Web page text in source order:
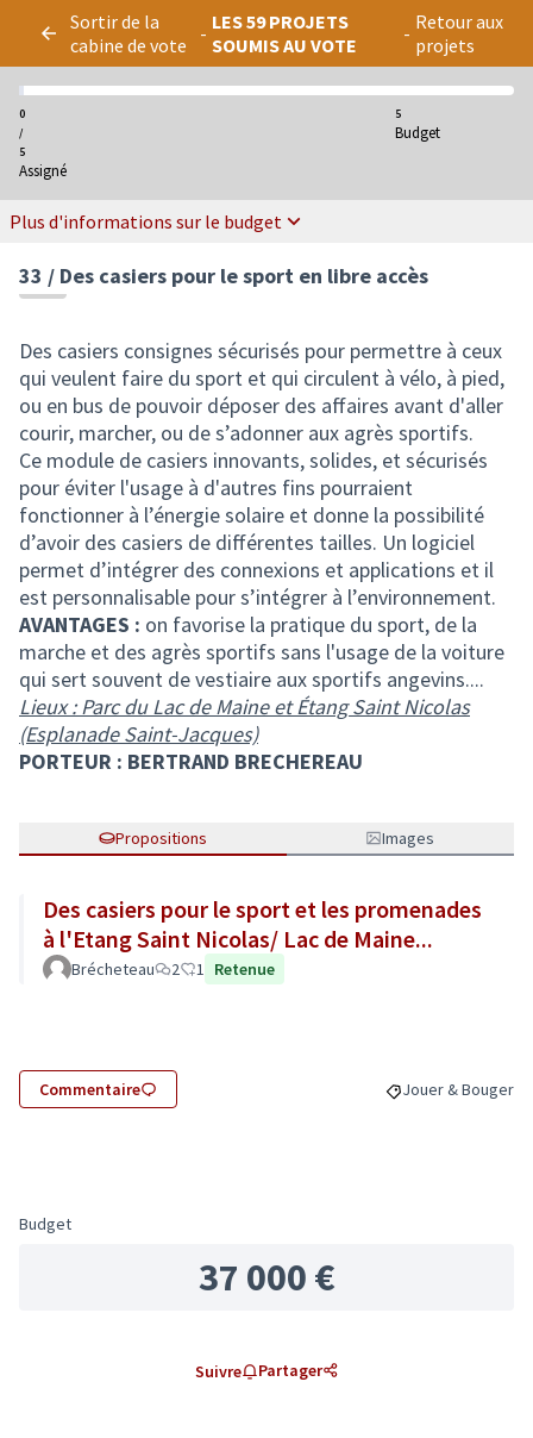
Sortir de la
cabine de vote
- LES 59 PROJETS
SOUMIS AU VOTE
- Retour aux
projets
0
/
5
Assigné
5
Budget
Plus d'informations sur le budget
33 / Des casiers pour le sport en libre accès
Des casiers consignes sécurisés pour permettre à ceux
qui veulent faire du sport et qui circulent à vélo, à pied,
ou en bus de pouvoir déposer des affaires avant d'aller
courir, marcher, ou de s’adonner aux agrès sportifs.
Ce module de casiers innovants, solides, et sécurisés
pour éviter l'usage à d'autres fins pourraient
fonctionner à l’énergie solaire et donne la possibilité
d’avoir des casiers de différentes tailles. Un logiciel
permet d’intégrer des connexions et applications et il
est personnalisable pour s’intégrer à l’environnement.
AVANTAGES : on favorise la pratique du sport, de la
marche et des agrès sportifs sans l'usage de la voiture
qui sert souvent de vestiaire aux sportifs angevins....
Lieux : Parc du Lac de Maine et Étang Saint Nicolas
(Esplanade Saint-Jacques)
PORTEUR : BERTRAND BRECHEREAU
Propositions Images
Des casiers pour le sport et les promenades
à l'Etang Saint Nicolas/ Lac de Maine...
Brécheteau 2 1 Retenue
Commentaire Filtrer les
Jouer & Bouger
Budget
37 000 €
Suivre Partager
Panneau de gestion des cookies